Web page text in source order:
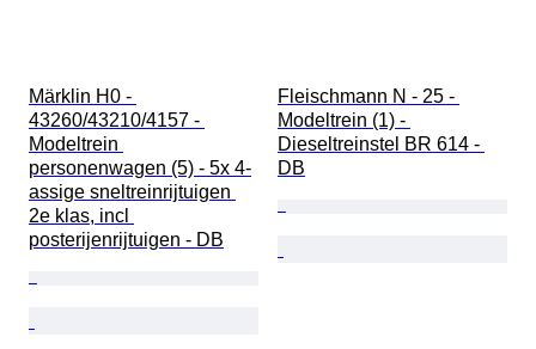
Märklin H0 -
43260/43210/4157 -
Modeltrein
personenwagen (5) - 5x 4-
assige sneltreinrijtuigen
2e klas, incl
posterijenrijtuigen - DB
Fleischmann N - 25 -
Modeltrein (1) -
Dieseltreinstel BR 614 -
DB